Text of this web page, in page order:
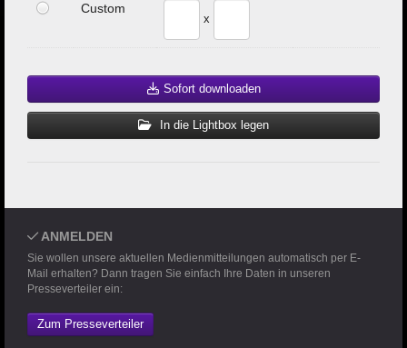
Custom
x
Sofort downloaden
In die Lightbox legen
ANMELDEN
Sie wollen unsere aktuellen Medienmitteilungen automatisch per E-
Mail erhalten? Dann tragen Sie einfach Ihre Daten in unseren
Presseverteiler ein:
Zum Presseverteiler